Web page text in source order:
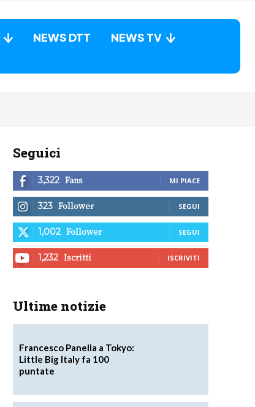
NEWS DTT
NEWS TV
Seguici
3,322 Fans MI PIACE
323 Follower SEGUI
1,002 Follower SEGUI
1,232 Iscritti ISCRIVITI
Ultime notizie
Francesco Panella a Tokyo:
Little Big Italy fa 100
puntate